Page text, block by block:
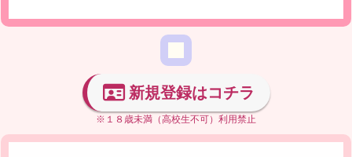
新規登録はコチラ
※１８歳未満（高校生不可）利用禁止